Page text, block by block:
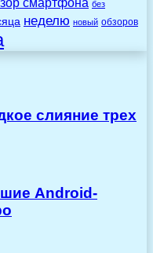
смартфона без
неделю новый обзоров
слияние трех
Android-